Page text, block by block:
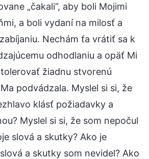
„čakali“, aby boli Mojimi
a boli vydaní na milosť a
Nechám ťa vrátiť sa k
odhodlaniu a opäť Mi
žiadnu stvorenú
podvádzala. Myslel si si, že
klásť požiadavky a
Myslel si si, že som nepočul
slová a skutky? Ako je
a skutky som nevidel? Ako